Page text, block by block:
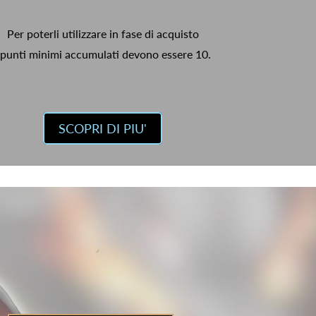
Per poterli utilizzare in fase di acquisto
minimi accumulati devono essere 10.
SCOPRI DI PIU'